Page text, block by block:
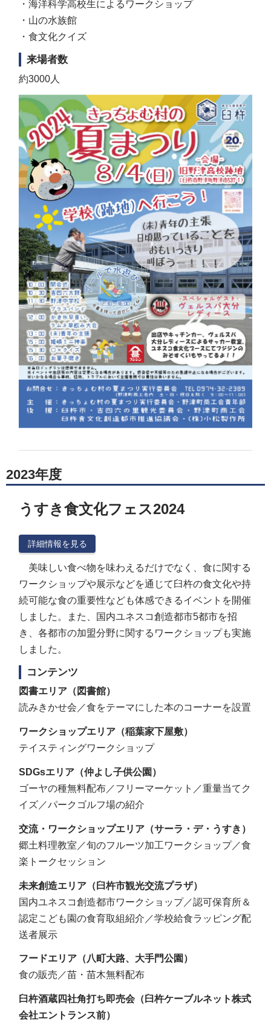
・海洋科学高校生によるワークショップ
・山の水族館
・食文化クイズ
来場者数
約3000人
2023年度
うすき食文化フェス2024
詳細情報を見る
美味しい食べ物を味わえるだけでなく、食に関する
ワークショップや展示などを通じて臼杵の食文化や持
続可能な食の重要性なども体感できるイベントを開催
しました。また、国内ユネスコ創造都市5都市を招
き、各都市の加盟分野に関するワークショップも実施
しました。
コンテンツ
図書エリア（図書館）
読みきかせ会／食をテーマにした本のコーナーを設置
ワークショップエリア（稲葉家下屋敷）
テイスティングワークショップ
SDGsエリア（仲よし子供公園）
ゴーヤの種無料配布／フリーマーケット／重量当てク
イズ／パークゴルフ場の紹介
交流・ワークショップエリア（サーラ・デ・うすき）
郷土料理教室／旬のフルーツ加工ワークショップ／食
楽トークセッション
未来創造エリア（臼杵市観光交流プラザ）
国内ユネスコ創造都市ワークショップ／認可保育所＆
認定こども園の食育取組紹介／学校給食ラッピング配
送者展示
フードエリア（八町大路、大手門公園）
食の販売／苗・苗木無料配布
臼杵酒蔵四社角打ち即売会（臼杵ケーブルネット株式
会社エントランス前）